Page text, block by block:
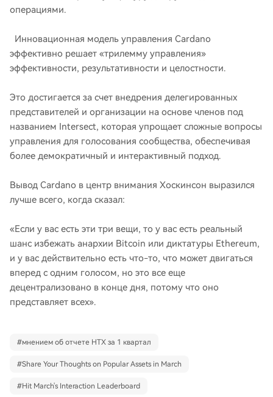
операциями.
Инновационная модель управления Cardano
эффективно решает «трилемму управления»
эффективности, результативности и целостности.
Это достигается за счет внедрения делегированных
представителей и организации на основе членов под
названием Intersect, которая упрощает сложные вопросы
управления для голосования сообщества, обеспечивая
более демократичный и интерактивный подход.
Вывод Cardano в центр внимания Хоскинсон выразился
лучше всего, когда сказал:
«Если у вас есть эти три вещи, то у вас есть реальный
шанс избежать анархии Bitcoin или диктатуры Ethereum,
и у вас действительно есть что-то, что может двигаться
вперед с одним голосом, но это все еще
децентрализовано в конце дня, потому что оно
представляет всех».
#мнением об отчете HTX за 1 квартал
#Share Your Thoughts on Popular Assets in March
#Hit March's Interaction Leaderboard